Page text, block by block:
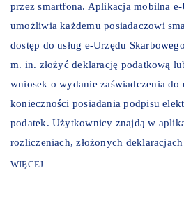
przez smartfona. Aplikacja mobilna
umożliwia każdemu posiadaczowi
dostęp do usług e-Urzędu
m. in. złożyć deklarację podatkową
wniosek o wydanie zaświadczenia do
konieczności posiadania podpisu
podatek. Użytkownicy znajdą w
rozliczeniach, złożonych
WIĘCEJ